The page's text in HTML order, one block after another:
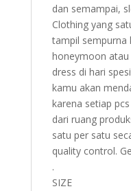
dan semampai,
Clothing yang
tampil sempurna
honeymoon atau
dress di hari
kamu akan
karena setiap
dari ruang
satu per satu
quality control.
.
SIZE :